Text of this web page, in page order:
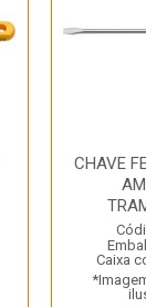
CHAVE
Caixa